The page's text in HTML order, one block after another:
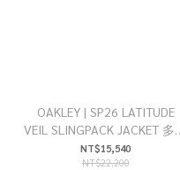
OAKLEY | SP26 LATITUDE
VEIL SLINGPACK JACKET 多功
能防水外套 "MIST"
NT$15,540
NT$22,200